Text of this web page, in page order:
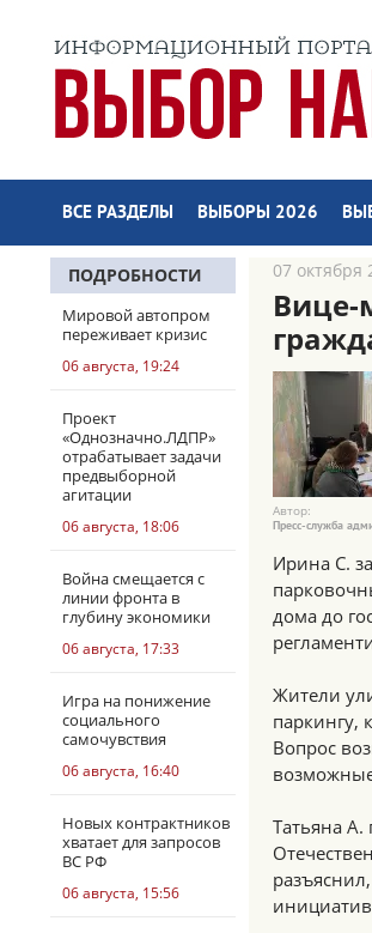
ВСЕ РАЗДЕЛЫ ВЫБОРЫ 2026
ПОДРОБНОСТИ
Мировой автопром
переживает кризис
06 августа, 19:24
Проект
«Однозначно.ЛДПР»
отрабатывает задачи
предвыборной
агитации
06 августа, 18:06
Война смещается с
линии фронта в
глубину экономики
06 августа, 17:33
Игра на понижение
социального
самочувствия
06 августа, 16:40
Новых контрактников
хватает для запросов
ВС РФ
06 августа, 15:56
07 октября
Вице-
Автор:
Пресс-служба
Ирина С.
дома до
Жители
паркингу,
Вопрос
Татьяна